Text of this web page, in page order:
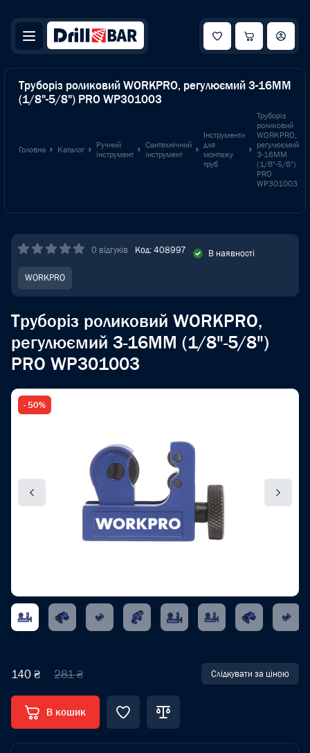
Труборіз роликовий WORKPRO, регулюємий 3-16MM
(1/8"-5/8") PRO WP301003
Головна Каталог
Ручний
інструмент
Сантехнічний
інструмент
Інструменти
для
монтажу
труб
Труборіз
роликовий
WORKPRO,
регулюємий
3-16MM
(1/8"-5/8")
PRO
WP301003
0 відгуків Код: 408997 В наявності
WORKPRO
Труборіз роликовий WORKPRO,
регулюємий 3-16MM (1/8"-5/8")
PRO WP301003
- 50%
‹›
140 ₴ 281 ₴ Слідкувати за ціною
В кошик